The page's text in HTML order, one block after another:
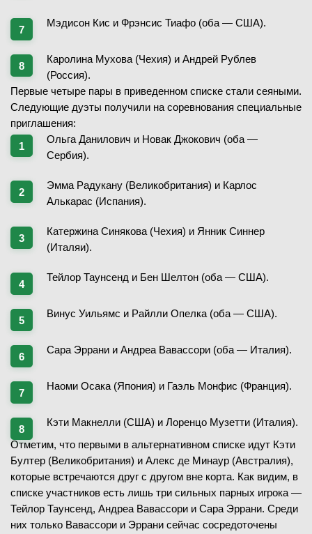
Мэдисон Кис и Фрэнсис Тиафо (оба — США).
Каролина Мухова (Чехия) и Андрей Рублев
(Россия).
Первые четыре пары в приведенном списке стали сеяными.
Следующие дуэты получили на соревнования специальные
приглашения:
Ольга Данилович и Новак Джокович (оба —
Сербия).
Эмма Радукану (Великобритания) и Карлос
Алькарас (Испания).
Катержина Синякова (Чехия) и Янник Синнер
(Италяи).
Тейлор Таунсенд и Бен Шелтон (оба — США).
Винус Уильямс и Райлли Опелка (оба — США).
Сара Эррани и Андреа Вавассори (оба — Италия).
Наоми Осака (Япония) и Гаэль Монфис (Франция).
Кэти Макнелли (США) и Лоренцо Музетти (Италия).
Отметим, что первыми в альтернативном списке идут Кэти
Бултер (Великобритания) и Алекс де Минаур (Австралия),
которые встречаются друг с другом вне корта. Как видим, в
списке участников есть лишь три сильных парных игрока —
Тейлор Таунсенд, Андреа Вавассори и Сара Эррани. Среди
них только Вавассори и Эррани сейчас сосредоточены